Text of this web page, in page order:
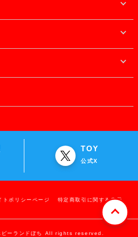
TOY
公式X
トポリシーページ 特定商取引に関する表示
ーランドぽち All rights reserved.